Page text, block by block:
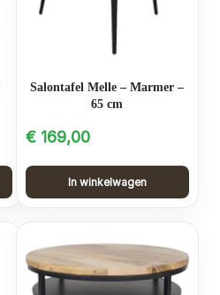
Salontafel Melle – Marmer –
65 cm
€169,00
In winkelwagen